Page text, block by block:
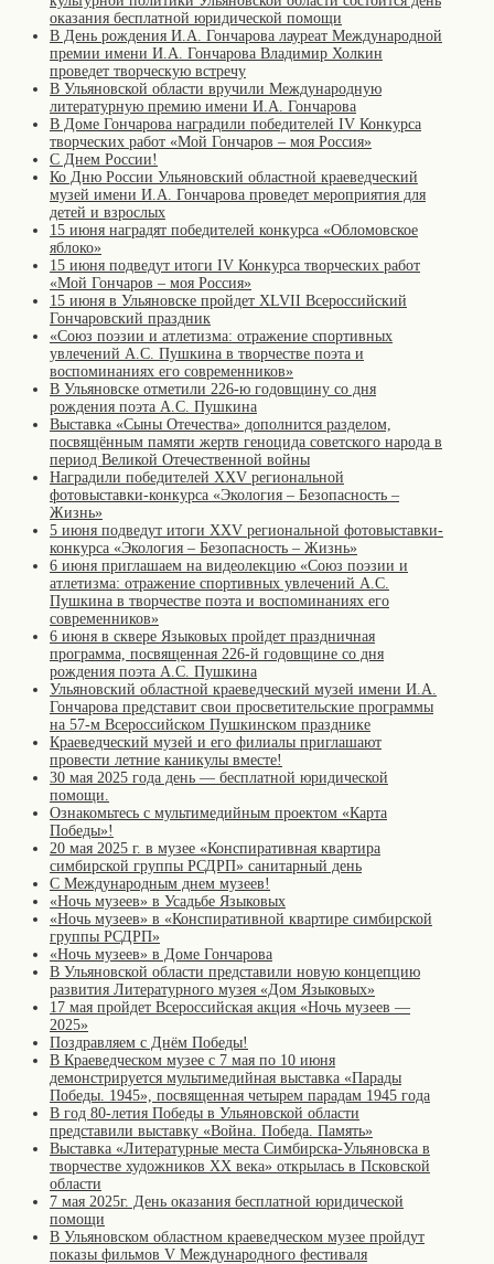
оказания бесплатной юридической помощи
В День рождения И.А. Гончарова лауреат Международной
премии имени И.А. Гончарова Владимир Холкин
проведет творческую встречу
В Ульяновской области вручили Международную
литературную премию имени И.А. Гончарова
В Доме Гончарова наградили победителей IV Конкурса
творческих работ «Мой Гончаров – моя Россия»
С Днем России!
Ко Дню России Ульяновский областной краеведческий
музей имени И.А. Гончарова проведет мероприятия для
детей и взрослых
15 июня наградят победителей конкурса «Обломовское
яблоко»
15 июня подведут итоги IV Конкурса творческих работ
«Мой Гончаров – моя Россия»
15 июня в Ульяновске пройдет XLVII Всероссийский
Гончаровский праздник
«Союз поэзии и атлетизма: отражение спортивных
увлечений А.С. Пушкина в творчестве поэта и
воспоминаниях его современников»
В Ульяновске отметили 226-ю годовщину со дня
рождения поэта А.С. Пушкина
Выставка «Сыны Отечества» дополнится разделом,
посвящённым памяти жертв геноцида советского народа в
период Великой Отечественной войны
Наградили победителей XXV региональной
фотовыставки-конкурса «Экология – Безопасность –
Жизнь»
5 июня подведут итоги XXV региональной фотовыставки-
конкурса «Экология – Безопасность – Жизнь»
6 июня приглашаем на видеолекцию «Союз поэзии и
атлетизма: отражение спортивных увлечений А.С.
Пушкина в творчестве поэта и воспоминаниях его
современников»
6 июня в сквере Языковых пройдет праздничная
программа, посвященная 226-й годовщине со дня
рождения поэта А.С. Пушкина
Ульяновский областной краеведческий музей имени И.А.
Гончарова представит свои просветительские программы
на 57-м Всероссийском Пушкинском празднике
Краеведческий музей и его филиалы приглашают
провести летние каникулы вместе!
30 мая 2025 года день — бесплатной юридической
помощи.
Ознакомьтесь с мультимедийным проектом «Карта
Победы»!
20 мая 2025 г. в музее «Конспиративная квартира
симбирской группы РСДРП» санитарный день
С Международным днем музеев!
«Ночь музеев» в Усадьбе Языковых
«Ночь музеев» в «Конспиративной квартире симбирской
группы РСДРП»
«Ночь музеев» в Доме Гончарова
В Ульяновской области представили новую концепцию
развития Литературного музея «Дом Языковых»
17 мая пройдет Всероссийская акция «Ночь музеев —
2025»
Поздравляем с Днём Победы!
В Краеведческом музее с 7 мая по 10 июня
демонстрируется мультимедийная выставка «Парады
Победы. 1945», посвященная четырем парадам 1945 года
В год 80-летия Победы в Ульяновской области
представили выставку «Война. Победа. Память»
Выставка «Литературные места Симбирска-Ульяновска в
творчестве художников XX века» открылась в Псковской
области
7 мая 2025г. День оказания бесплатной юридической
помощи
В Ульяновском областном краеведческом музее пройдут
показы фильмов V Международного фестиваля